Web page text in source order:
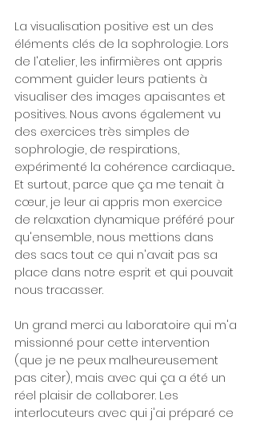
La visualisation positive est un des
éléments clés de la sophrologie. Lors
de l'atelier, les infirmières ont appris
comment guider leurs patients à
visualiser des images apaisantes et
positives. Nous avons également vu
des exercices très simples de
sophrologie, de respirations,
expérimenté la cohérence cardiaque...
Et surtout, parce que ça me tenait à
cœur, je leur ai appris mon exercice
de relaxation dynamique préféré pour
qu'ensemble, nous mettions dans
des sacs tout ce qui n'avait pas sa
place dans notre esprit et qui pouvait
nous tracasser.
Un grand merci au laboratoire qui m'a
missionné pour cette intervention
(que je ne peux malheureusement
pas citer), mais avec qui ça a été un
réel plaisir de collaborer. Les
interlocuteurs avec qui j'ai préparé ce